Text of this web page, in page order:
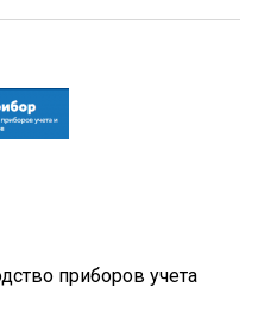
приборов учета